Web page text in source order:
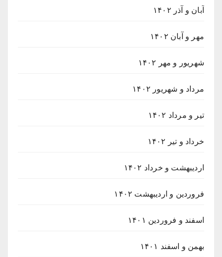
آبان و آذر ۱۴۰۲
مهر و آبان ۱۴۰۲
شهریور و مهر ۱۴۰۲
مرداد و شهریور ۱۴۰۲
تیر و مرداد ۱۴۰۲
خرداد و تیر ۱۴۰۲
اردیبهشت و خرداد ۱۴۰۲
فروردین و اردیبهشت ۱۴۰۲
اسفند و فروردین ۱۴۰۱
بهمن و اسفند ۱۴۰۱